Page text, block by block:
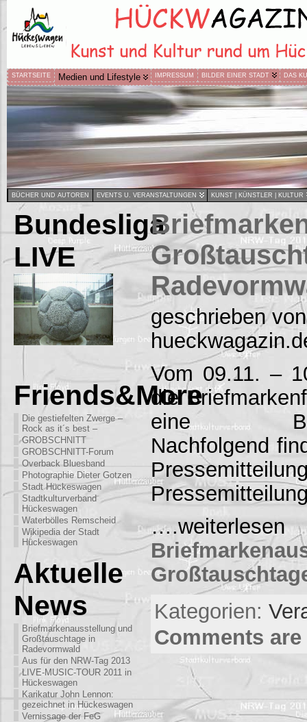
STARTSEITE Medien und Lifestyle IMPRESSUM BILDER EINER STADT DAS
BÜCHER UND AUTOREN EVENTS U. VERANSTALTUNGEN KUNST | KÜNSTLER | KULTUR
Bundesliga
LIVE
Friends&More
Die gestiefelten Zwerge –
Rock as it´s best –
GROBSCHNITT
GROBSCHNITT-Forum
Overback Bluesband
Photographie Dieter Gotzen
Stadt Hückeswagen
Stadtkulturverband
Hückeswagen
Waterbölles Remscheid
Wikipedia der Stadt
Hückeswagen
Aktuelle
News
Briefmarkenausstellung und
Großtauschtage in
Radevormwald
Aus für den NRW-Tag 2013
LIVE-MUSIC-TOUR 2011 in
Hückeswagen
Karikatur John Lennon:
gezeichnet in Hückeswagen
Vernissage der FeG
geschrieben
Vom 09.11. –
die
eine
Nachfolgend
….weiterlesen
Kategorien:
Comments